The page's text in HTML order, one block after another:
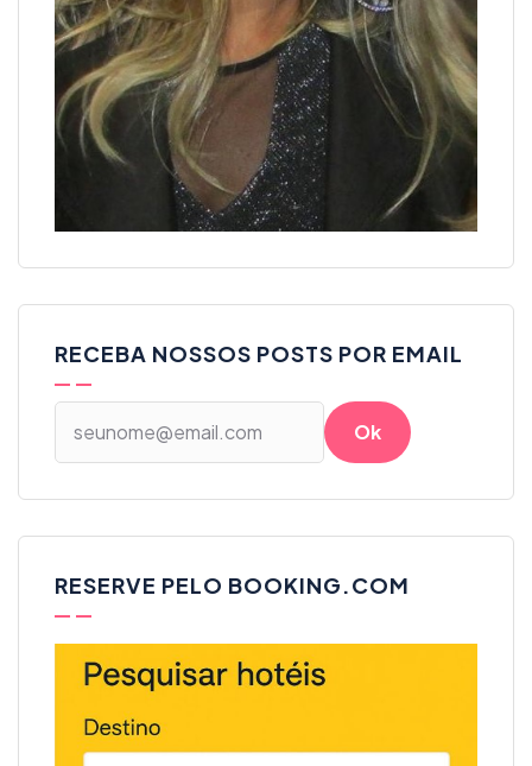
RECEBA NOSSOS POSTS POR EMAIL
RESERVE PELO BOOKING.COM